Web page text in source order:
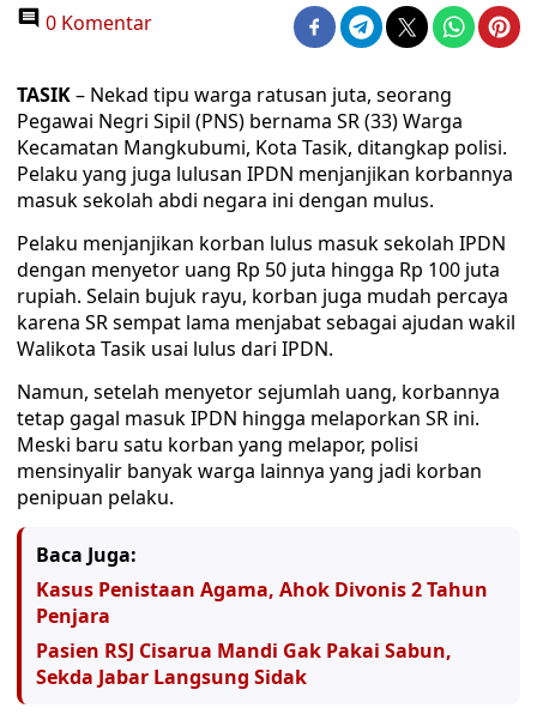
0 Komentar
TASIK– Nekad tipu warga ratusan juta, seorang
Pegawai Negri Sipil (PNS) bernama SR (33) Warga
Kecamatan Mangkubumi, Kota Tasik, ditangkap polisi.
Pelaku yang juga lulusan IPDN menjanjikan korbannya
masuk sekolah abdi negara ini dengan mulus.
Pelaku menjanjikan korban lulus masuk sekolah IPDN
dengan menyetor uang Rp 50 juta hingga Rp 100 juta
rupiah. Selain bujuk rayu, korban juga mudah percaya
karena SR sempat lama menjabat sebagai ajudan wakil
Walikota Tasik usai lulus dari IPDN.
Namun, setelah menyetor sejumlah uang, korbannya
tetap gagal masuk IPDN hingga melaporkan SR ini.
Meski baru satu korban yang melapor, polisi
mensinyalir banyak warga lainnya yang jadi korban
penipuan pelaku.
Baca Juga:
Kasus Penistaan Agama, Ahok Divonis 2 Tahun
Penjara
Pasien RSJ Cisarua Mandi Gak Pakai Sabun,
Sekda Jabar Langsung Sidak